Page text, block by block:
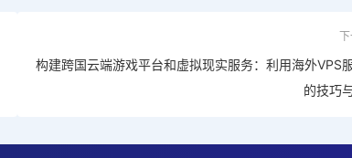
构建跨国云端游戏平台和虚拟现实服务：利用海外VPS
的技巧